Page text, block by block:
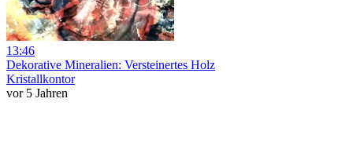
13:46
Dekorative Mineralien: Versteinertes Holz
Kristallkontor
vor 5 Jahren